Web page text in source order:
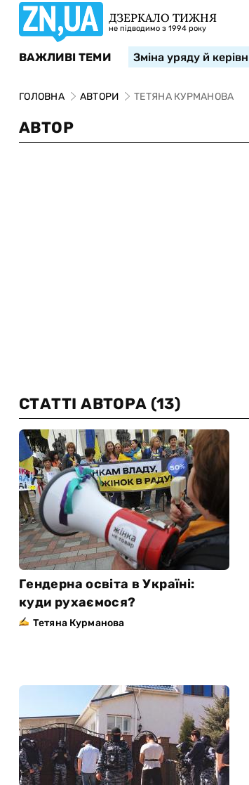
ДЗЕРКАЛО ТИЖНЯ
не підводимо з 1994 року
ВАЖЛИВІ ТЕМИ Зміна уряду й
ГОЛОВНА АВТОРИ ТЕТЯНА КУРМАНОВА
АВТОР
СТАТТІ АВТОРА (13)
Гендерна освіта в Україні:
куди рухаємося?
Тетяна Курманова